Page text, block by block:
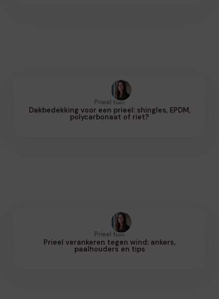
Prieel tuin
Dakbedekking voor een prieel: shingles, EPDM,
polycarbonaat of riet?
Prieel tuin
Prieel verankeren tegen wind: ankers,
paalhouders en tips